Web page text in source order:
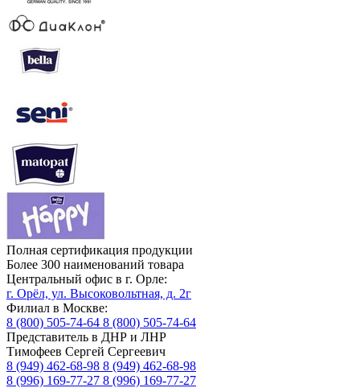
Полная сертификация продукции
Более 300 наименований товара
Центральный офис в г. Орле:
г. Орёл, ул. Высоковольтная, д. 2г
Филиал в Москве:
8 (800) 505-74-64 8 (800) 505-74-64
Представитель в ДНР и ЛНР
Тимофеев Сергей Сергеевич
8 (949) 462-68-98 8 (949) 462-68-98
8 (996) 169-77-27 8 (996) 169-77-27